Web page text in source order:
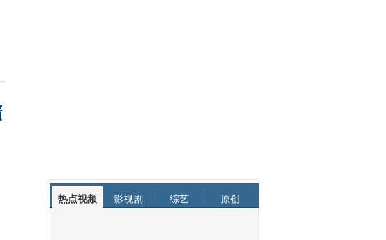
热点视频 影视剧 综艺 原创